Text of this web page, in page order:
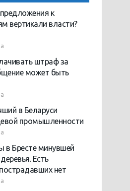
к
вертикали власти?
штраф за
может быть
в Беларуси
промышленности
в Бресте минувшей
Есть
нет